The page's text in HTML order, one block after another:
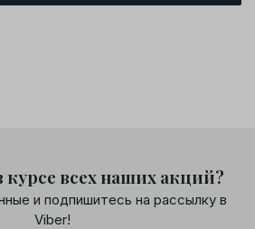
всех наших акций?
и подпишитесь на рассылку в
Viber!